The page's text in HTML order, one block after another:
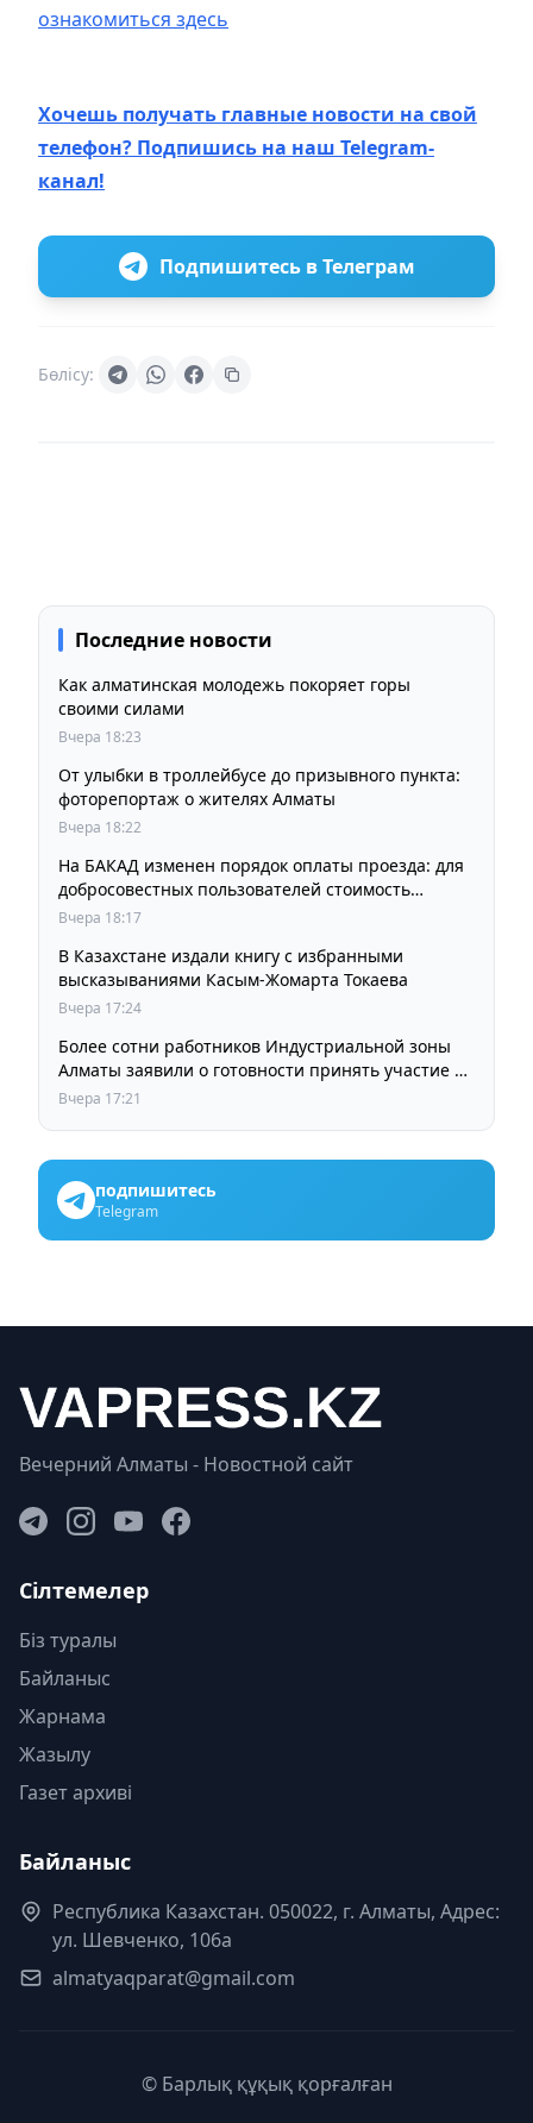
ознакомиться здесь
Хочешь получать главные новости на свой
телефон? Подпишись на наш Telegram-
канал!
Подпишитесь в Телеграм
Бөлісу:
Последние новости
Как алматинская молодежь покоряет горы
своими силами
Вчера 18:23
От улыбки в троллейбусе до призывного пункта:
фоторепортаж о жителях Алматы
Вчера 18:22
На БАКАД изменен порядок оплаты проезда: для
добросовестных пользователей стоимость
остается прежней
Вчера 18:17
В Казахстане издали книгу с избранными
высказываниями Касым-Жомарта Токаева
Вчера 17:24
Более сотни работников Индустриальной зоны
Алматы заявили о готовности принять участие в
выборах членов Курылтая
Вчера 17:21
подпишитесь
Telegram
Вечерний Алматы - Новостной сайт
Сілтемелер
Біз туралы
Байланыс
Жарнама
Жазылу
Газет архиві
Байланыс
Республика Казахстан. 050022, г. Алматы, Адрес:
ул. Шевченко, 106а
almatyaqparat@gmail.com
© Барлық құқық қорғалған